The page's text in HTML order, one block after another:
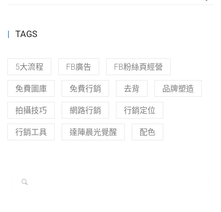
TAGS
5大流程 FB廣告 FB粉絲頁經營
免費圖庫 免費行銷 去背 品牌塑造
拍攝技巧 網路行銷 行銷定位
行銷工具 達陣晨光覺醒 配色